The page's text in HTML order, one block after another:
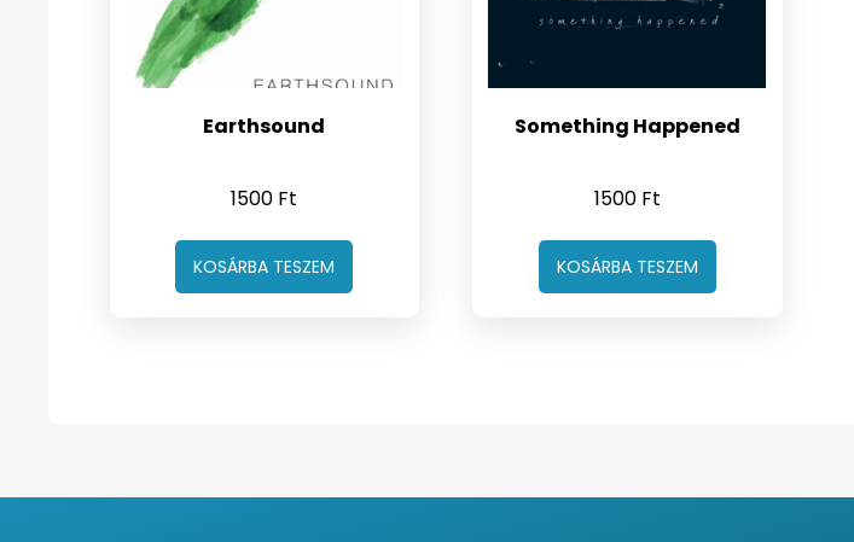
Earthsound
1500 Ft
KOSÁRBA TESZEM
Something Happened
1500 Ft
KOSÁRBA TESZEM